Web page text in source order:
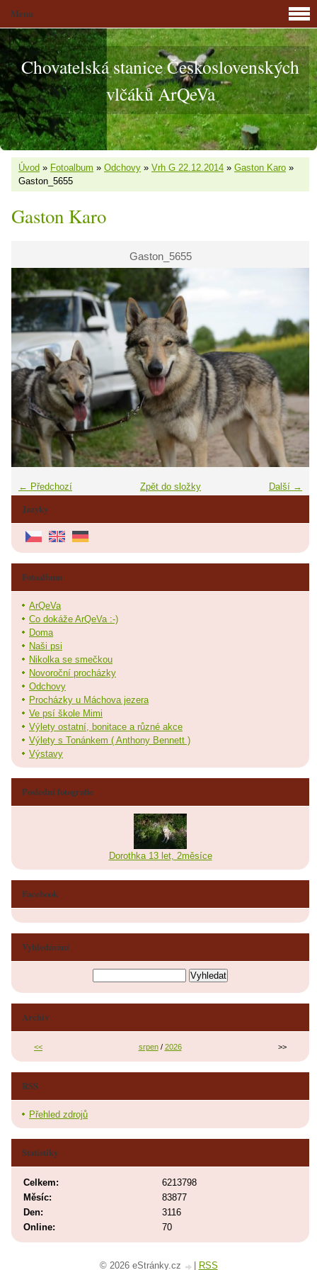
Chovatelská stanice Československých
vlčáků ArQeVa
Úvod » Fotoalbum » Odchovy » Vrh G 22.12.2014 » Gaston Karo »
Gaston_5655
Gaston Karo
Gaston_5655
← Předchozí Další →
Zpět do složky
Jazyky
Menu
Fotoalbum
ArQeVa
Co dokáže ArQeVa :-)
Doma
Naši psi
Nikolka se smečkou
Novoroční procházky
Odchovy
Procházky u Máchova jezera
Ve psí škole Mimi
Výlety ostatní, bonitace a různé akce
Výlety s Tonánkem ( Anthony Bennett )
Výstavy
Poslední fotografie
Dorothka 13 let, 2měsíce
Facebook
Vyhledávání
Archiv
<< srpen/ 2026 >>
RSS
Přehled zdrojů
Statistiky
Online: 70
Celkem:
6213798
Měsíc:
83877
Den:
3116
© 2026 eStránky.cz RSS